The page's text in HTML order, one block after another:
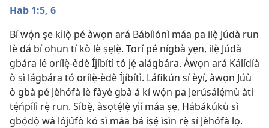
Hab 1:5, 6
Bí wọ́n ṣe kìlọ̀ pé àwọn ará Bábílónì máa pa ilẹ̀ Júdà run
lè dá bí ohun tí kò lè ṣẹlẹ̀. Torí pé nígbà yẹn, ilẹ̀ Júdà
gbára lé orílẹ̀-èdè Íjíbítì tó jẹ́ alágbára. Àwọn ará Kálídíà
ò sì lágbára tó orílẹ̀-èdè Íjíbítì. Láfikún sí èyí, àwọn Júù
ò gbà pé Jèhófà lè fàyè gbà á kí wọ́n pa Jerúsálẹ́mù àti
tẹ́ńpílì rẹ̀ run. Síbẹ̀, àsọtẹ́lẹ̀ yìí máa ṣẹ, Hábákúkù sì
gbọ́dọ̀ wà lójúfò kó sì máa bá iṣẹ́ ìsìn rẹ̀ sí Jèhófà lọ.